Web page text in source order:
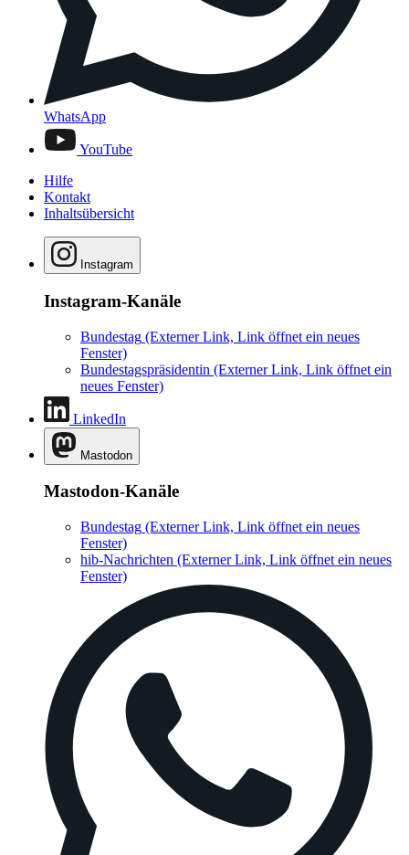
WhatsApp
YouTube
Hilfe
Kontakt
Inhaltsübersicht
Instagram
Instagram-Kanäle
Bundestag (Externer Link, Link öffnet ein neues
Fenster)
Bundestagspräsidentin (Externer Link, Link öffnet ein
neues Fenster)
LinkedIn
Mastodon
Mastodon-Kanäle
Bundestag (Externer Link, Link öffnet ein neues
Fenster)
hib-Nachrichten (Externer Link, Link öffnet ein neues
Fenster)